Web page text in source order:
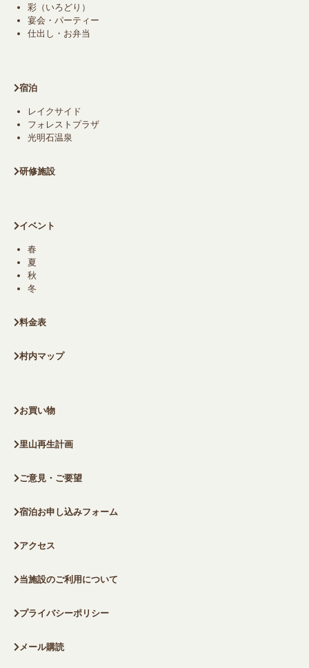
彩（いろどり）
宴会・パーティー
仕出し・お弁当
宿泊
レイクサイド
フォレストプラザ
光明石温泉
研修施設
イベント
春
夏
秋
冬
料金表
村内マップ
お買い物
里山再生計画
ご意見・ご要望
宿泊お申し込みフォーム
アクセス
当施設のご利用について
プライバシーポリシー
メール購読